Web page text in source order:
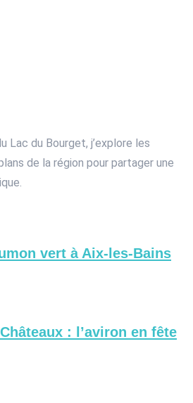
Lac du Bourget, j’explore les
de la région pour partager une
vert à Aix-les-Bains
: l’aviron en fête